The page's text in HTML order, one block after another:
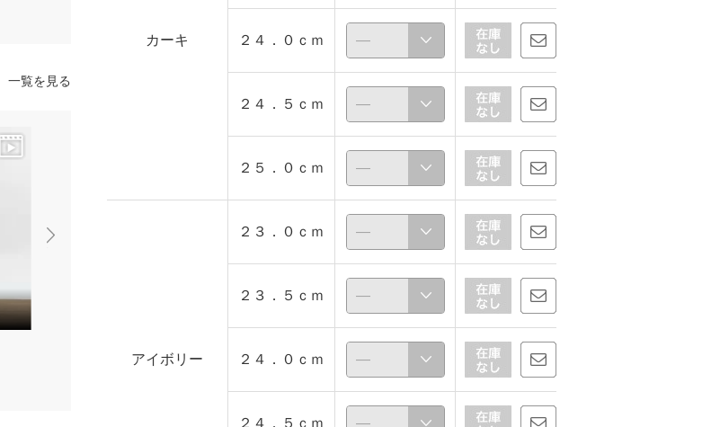
160cm 166cm
一覧を見る
大石直樹
こなれリラックス
888
162cm
カーキ ２４．０ｃｍ
２４．５ｃｍ
２５．０ｃｍ
アイボリー
２３．０ｃｍ
２３．５ｃｍ
２４．０ｃｍ
２４．５ｃｍ